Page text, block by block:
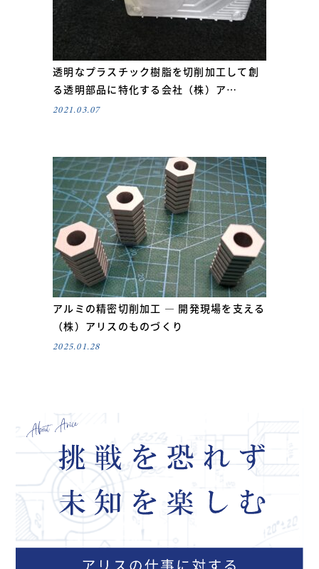
透明なプラスチック樹脂を切削加工して創
る透明部品に特化する会社（株）ア…
2021.03.07
アルミの精密切削加工 ― 開発現場を支える
（株）アリスのものづくり
2025.01.28